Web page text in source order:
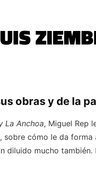
obras y de la
La Anchoa, Miguel Rep
cómo le da forma
diluido mucho también.